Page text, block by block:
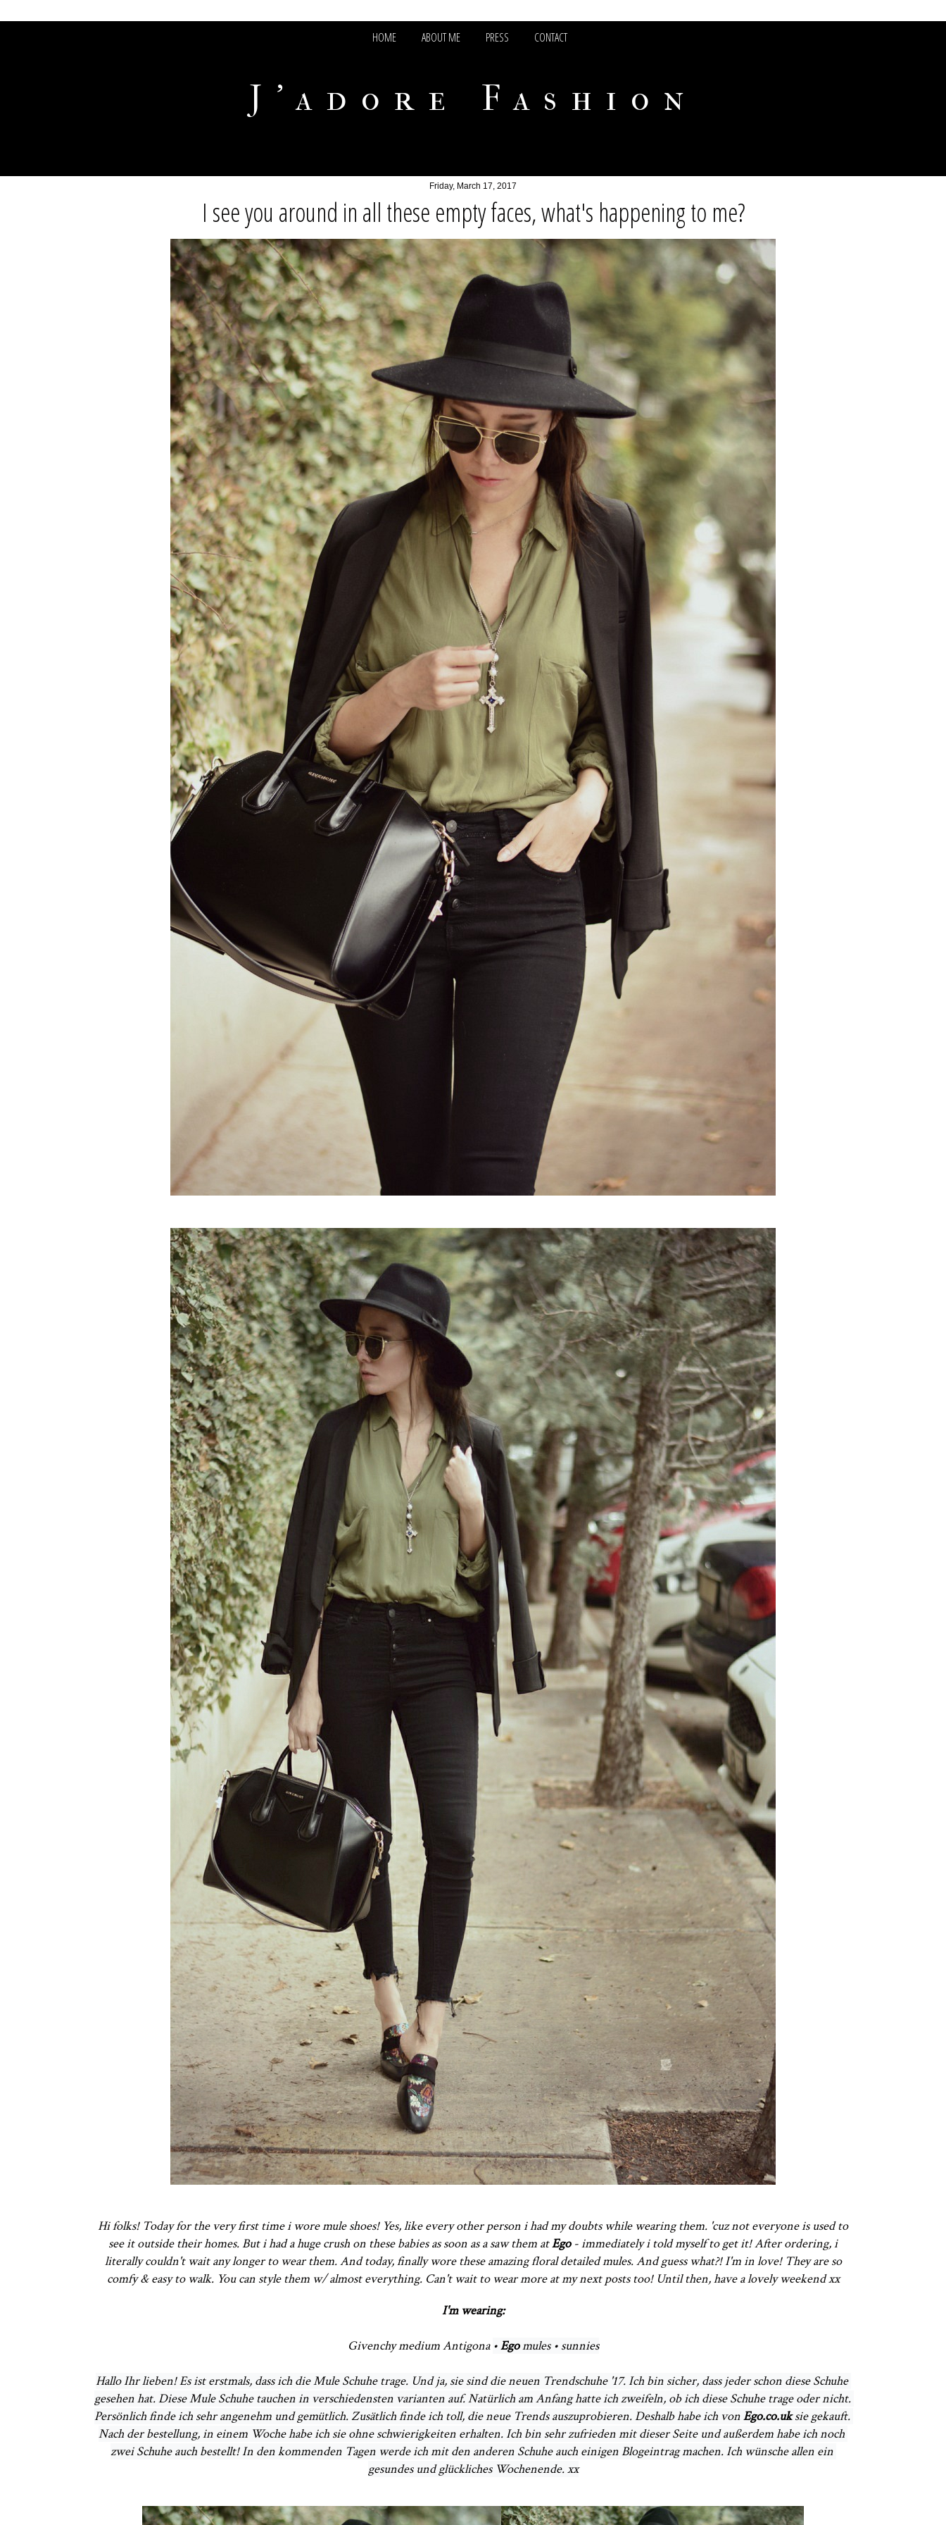
HOME ABOUT ME PRESS CONTACT
J'adore Fashion
Friday, March 17, 2017
I see you around in all these empty faces, what's happening to me?
Hi folks! Today for the very first time i wore mule shoes! Yes, like every other person i had my doubts while wearing them. 'cuz not everyone is used to
see it outside their homes. But i had a huge crush on these babies as soon as a saw them atEgo- immediately i told myself to get it! After ordering, i
literally couldn't wait any longer to wear them. And today, finally wore these amazing floral detailed mules. And guess what?! I'm in love! They are so
comfy & easy to walk. You can style them w/ almost everything. Can't wait to wear more at my next posts too! Until then, have a lovely weekend xx
I'm wearing:
Givenchy medium Antigona • Ego mules • sunnies
Hallo Ihr lieben! Es ist erstmals, dass ich die Mule Schuhe trage. Und ja, sie sind die neuen Trendschuhe '17. Ich bin sicher, dass jeder schon diese Schuhe
gesehen hat. Diese Mule Schuhe tauchen in verschiedensten varianten auf. Natürlich am Anfang hatte ich zweifeln, ob ich diese Schuhe trage oder nicht.
Persönlich finde ich sehr angenehm und gemütlich. Zusätlich finde ich toll, die neue Trends auszuprobieren. Deshalb habe ich von Ego.co.uk sie gekauft.
Nach der bestellung, in einem Woche habe ich sie ohne schwierigkeiten erhalten. Ich bin sehr zufrieden mit dieser Seite und außerdem habe ich noch
zwei Schuhe auch bestellt! In den kommenden Tagen werde ich mit den anderen Schuhe auch einigen Blogeintrag machen. Ich wünsche allen ein
gesundes und glückliches Wochenende. xx